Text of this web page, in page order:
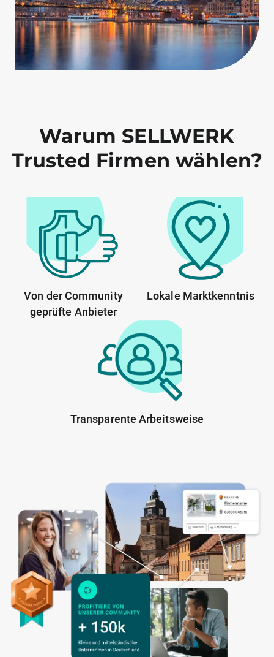
Warum SELLWERK
Trusted Firmen wählen?
Von der Community
geprüfte Anbieter
Lokale Marktkenntnis
Transparente Arbeitsweise